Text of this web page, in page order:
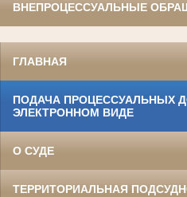
ВНЕПРОЦЕССУАЛЬНЫЕ
ГЛАВНАЯ
ПОДАЧА ПРОЦЕССУАЛЬНЫХ
ЭЛЕКТРОННОМ ВИДЕ
О СУДЕ
ТЕРРИТОРИАЛЬНАЯ